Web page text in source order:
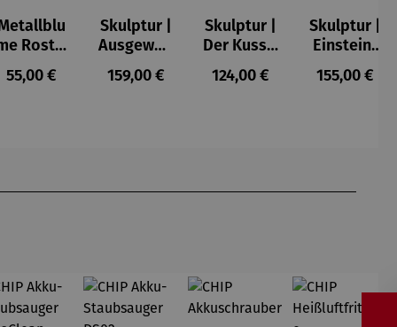
Rost –
Tilo
Regulärer Preis:
55,00 €
Skulptur |
Ausgewog
enheit –
Gerard
Regulärer Preis:
159,00 €
Skulptur |
Der Kuss –
Gerard
Regulärer Preis:
124,00 €
Skulptur |
Einstein-
Kopf mit
goldener
Regulärer
155,00 €